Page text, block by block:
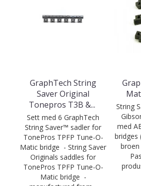
GraphTech String
Saver Original
Tonepros T3B &...
Sett med 6 GraphTech
String Saver™ sadler for
TonePros TPFP Tune-O-
Matic bridge - String Saver
Originals saddles for
TonePros TPFP Tune-O-
Matic bridge -
String
med
bridges
broen